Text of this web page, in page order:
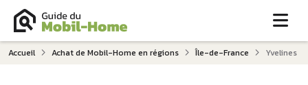
Accueil Achat de Mobil-Home en régions Île-de-France Yvelines